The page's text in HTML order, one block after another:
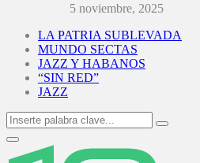
5 noviembre, 2025
LA PATRIA SUBLEVADA
MUNDO SECTAS
JAZZ Y HABANOS
“SIN RED”
JAZZ
Search
for:
Search
Primary
Menu